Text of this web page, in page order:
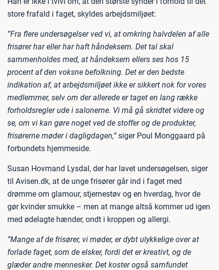
store frafald i faget, skyldes arbejdsmiljøet:
”Fra flere undersøgelser ved vi, at omkring halvdelen af alle
frisører har eller har haft håndeksem. Det tal skal
sammenholdes med, at håndeksem ellers ses hos 15
procent af den voksne befolkning. Det er den bedste
indikation af, at arbejdsmiljøet ikke er sikkert nok for vores
medlemmer, selv om der allerede er taget en lang række
forholdsregler ude i salonerne. Vi må gå skridtet videre og
se, om vi kan gøre noget ved de stoffer og de produkter,
frisørerne møder i dagligdagen,” siger Poul Monggaard på
forbundets hjemmeside.
Susan Hovmand Lysdal, der har lavet undersøgelsen, siger
til Avisen.dk, at de unge frisører går ind i faget med
drømme om glamour, stjernestøv og en hverdag, hvor de
gør kvinder smukke – men at mange altså kommer ud igen
med ødelagte hænder, ondt i kroppen og allergi.
”Mange af de frisører, vi møder, er dybt ulykkelige over at
forlade faget, som de elsker, fordi det er kreativt, og de
glæder andre mennesker. Det koster også samfundet